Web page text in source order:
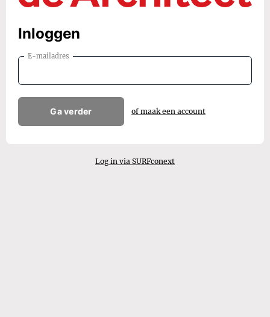
Inloggen
E-mailadres
Ga verder of maak een account
Log in via SURFconext